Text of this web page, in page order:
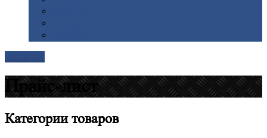
Прайс-лист
Категориитоваров